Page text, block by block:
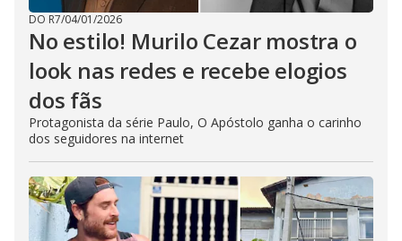
DO R7/04/01/2026
No estilo! Murilo Cezar mostra o
look nas redes e recebe elogios
dos fãs
Protagonista da série Paulo, O Apóstolo ganha o carinho
dos seguidores na internet